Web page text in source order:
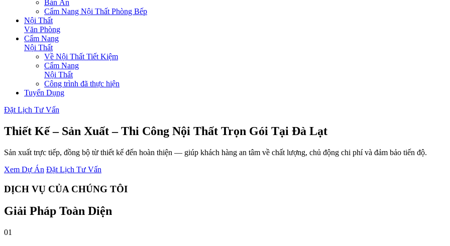
Bàn Ăn
Cẩm Nang Nội Thất Phòng Bếp
Nội Thất
Văn Phòng
Cẩm Nang
Nội Thất
Về Nội Thất Tiết Kiệm
Cẩm Nang
Nội Thất
Công trình đã thực hiện
Tuyển Dụng
Đặt Lịch Tư Vấn
Thiết Kế – Sản Xuất – Thi Công Nội Thất Trọn Gói Tại Đà Lạt
Sản xuất trực tiếp, đồng bộ từ thiết kế đến hoàn thiện — giúp khách hàng an tâm về chất lượng, chủ động chi phí và đảm bảo tiến độ.
Xem Dự Án Đặt Lịch Tư Vấn
DỊCH VỤ CỦA CHÚNG TÔI
Giải Pháp Toàn Diện
01